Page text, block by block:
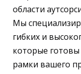
области
Мы
гибких и
которые
рамки вашего